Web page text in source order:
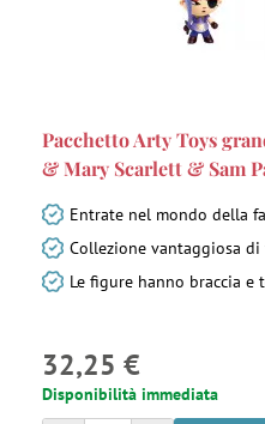
Pacchetto Arty Toys
& Mary Scarlett & Sam
Entrate nel mondo della
Collezione vantaggiosa
Le figure hanno braccia e
32,25 €
Disponibilità immediata